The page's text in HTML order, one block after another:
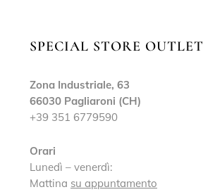
SPECIAL STORE OUTLET
Zona Industriale, 63
66030 Pagliaroni (CH)
+39 351 6779590
Orari
Lunedì – venerdì:
Mattina su appuntamento